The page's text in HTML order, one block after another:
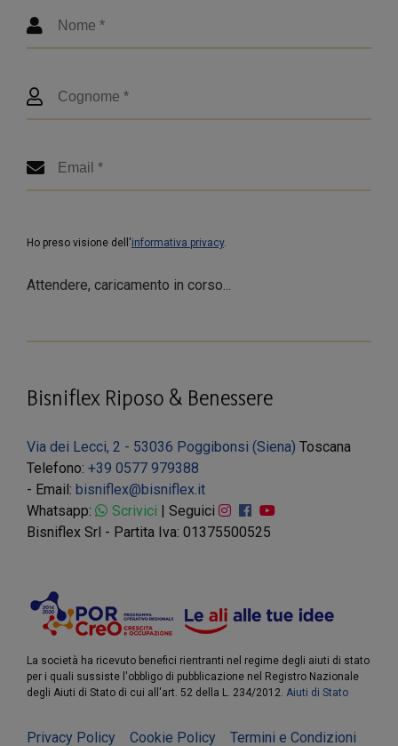
Ho preso visione dell'informativa privacy.
Attendere, caricamento in corso...
Bisniflex Riposo & Benessere
Via dei Lecci, 2 - 53036 Poggibonsi (Siena) Toscana
Telefono: +39 0577 979388
- Email: bisniflex@bisniflex.it
Whatsapp:
Scrivici | Seguici
Bisniflex Srl - Partita Iva: 01375500525
La società ha ricevuto benefici rientranti nel regime degli aiuti di stato
per i quali sussiste l'obbligo di pubblicazione nel Registro Nazionale
degli Aiuti di Stato di cui all'art. 52 della L. 234/2012. Aiuti di Stato
Privacy Policy Cookie Policy Termini e Condizioni